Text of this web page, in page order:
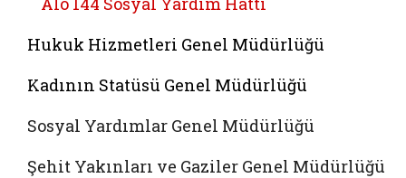
Hukuk Hizmetleri Genel Müdürlüğü
Kadının Statüsü Genel Müdürlüğü
Sosyal Yardımlar Genel Müdürlüğü
Şehit Yakınları ve Gaziler Genel Müdürlüğü